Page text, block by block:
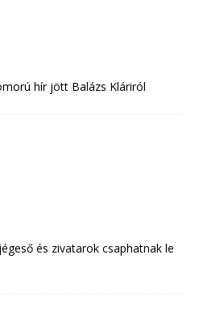
hír jött Balázs Kláriról
és zivatarok csaphatnak le